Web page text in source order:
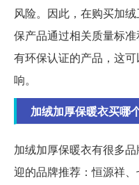
风险。因此，在购买加
保产品通过相关质量标
有环保认证的产品，这
响。
加绒加厚保暖衣买哪
加绒加厚保暖衣有很多
迎的品牌推荐：恒源祥